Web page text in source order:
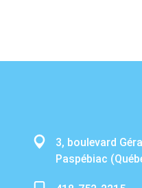
3, boulevard
Paspébiac